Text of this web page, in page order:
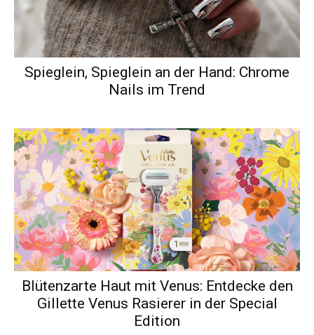
Spieglein, Spieglein an der Hand: Chrome
Nails im Trend
Blütenzarte Haut mit Venus: Entdecke den
Gillette Venus Rasierer in der Special
Edition